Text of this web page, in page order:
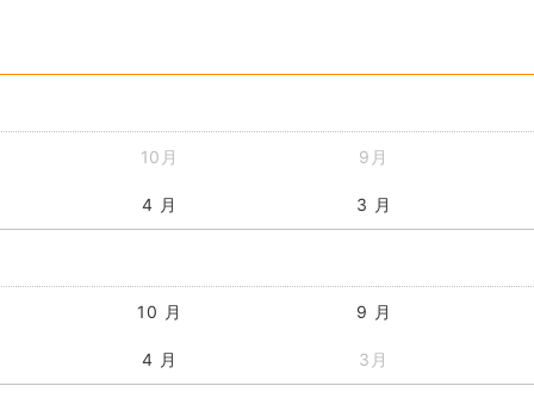
10月 9月
4 月 3 月
10 月 9 月
4 月 3月